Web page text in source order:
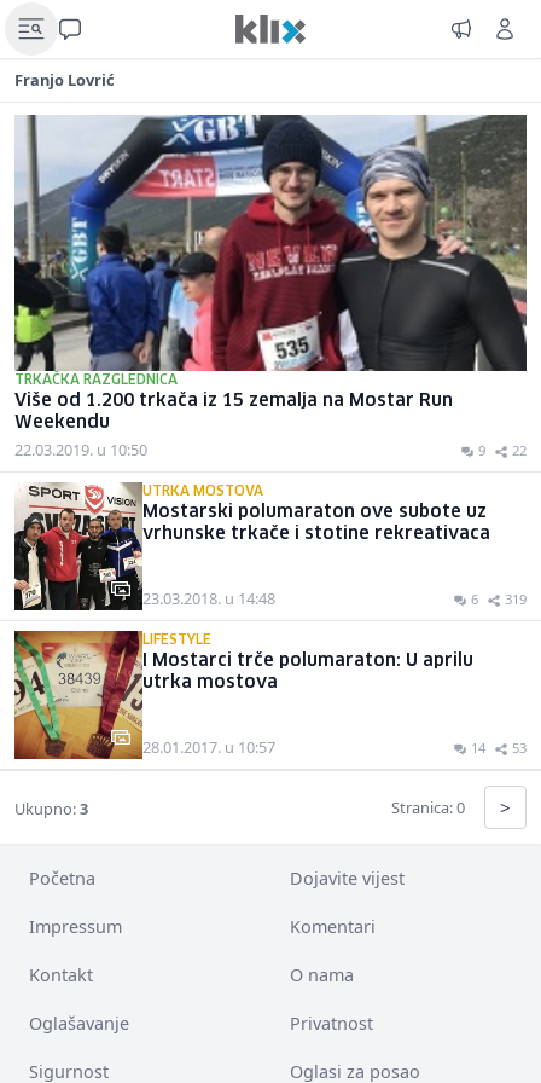
Franjo Lovrić
TRKAČKA RAZGLEDNICA
Više od 1.200 trkača iz 15 zemalja na Mostar Run
Weekendu
22.03.2019. u 10:50 9 22
UTRKA MOSTOVA
Mostarski polumaraton ove subote uz
vrhunske trkače i stotine rekreativaca
23.03.2018. u 14:48 6 319
LIFESTYLE
I Mostarci trče polumaraton: U aprilu
utrka mostova
28.01.2017. u 10:57 14 53
Ukupno:3 Stranica: 0 >
Početna Dojavite vijest
Impressum Komentari
Kontakt O nama
Oglašavanje Privatnost
Sigurnost Oglasi za posao